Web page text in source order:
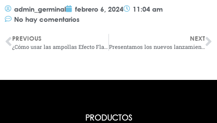
admin_germinal febrero 6, 2024
11:04 am
No hay comentarios
PREVIOUS NEXT
PRODUCTOS